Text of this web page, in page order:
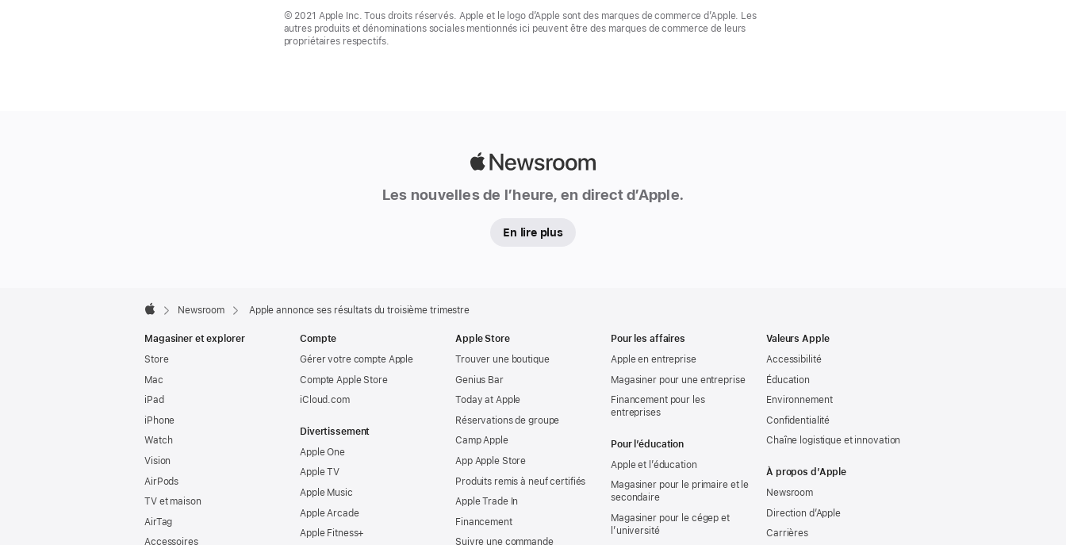
© 2021 Apple Inc. Tous droits réservés. Apple et le logo d’Apple sont des marques de commerce d’Apple. Les
autres produits et dénominations sociales mentionnés ici peuvent être des marques de commerce de leurs
propriétaires respectifs.
Les nouvelles de l’heure, en direct d’Apple.
En lire plus
Footer

Newsroom Apple annonce ses résultats du troisième trimestre
Magasiner et explorer
Store
Mac
iPad
iPhone
Watch
Vision
AirPods
TV et maison
AirTag
Accessoires
Compte
Gérer votre compte Apple
Compte Apple Store
iCloud.com
Divertissement
Apple One
Apple TV
Apple Music
Apple Arcade
Apple Fitness+
Apple Store
Trouver une boutique
Genius Bar
Today at Apple
Réservations de groupe
Camp Apple
App Apple Store
Produits remis à neuf certifiés
Apple Trade In
Financement
Suivre une commande
Pour les affaires
Apple en entreprise
Magasiner pour une entreprise
Financement pour les
entreprises
Pour l’éducation
Apple et l’éducation
Magasiner pour le primaire et le
secondaire
Magasiner pour le cégep et
l’université
Valeurs Apple
Accessibilité
Éducation
Environnement
Confidentialité
Chaîne logistique et innovation
À propos d’Apple
Newsroom
Direction d’Apple
Carrières